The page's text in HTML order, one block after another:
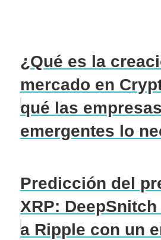
¿Qué es la
mercado en
qué las empresas
emergentes lo
Predicción del
XRP:
a Ripple con un